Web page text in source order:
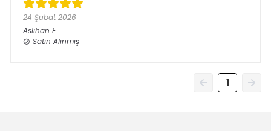
24 Şubat 2026
Aslıhan E.
Satın Alınmış
1